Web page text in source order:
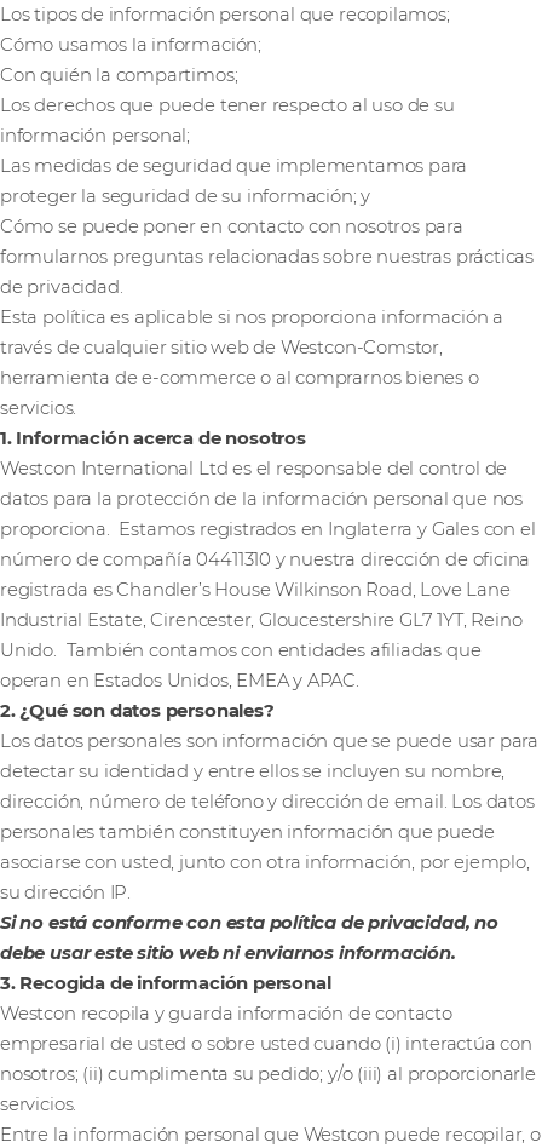
Los tipos de información personal que recopilamos;
Cómo usamos la información;
Con quién la compartimos;
Los derechos que puede tener respecto al uso de su
información personal;
Las medidas de seguridad que implementamos para
proteger la seguridad de su información; y
Cómo se puede poner en contacto con nosotros para
formularnos preguntas relacionadas sobre nuestras prácticas
de privacidad.
Esta política es aplicable si nos proporciona información a
través de cualquier sitio web de Westcon-Comstor,
herramienta de e-commerce o al comprarnos bienes o
servicios.
1. Información acerca de nosotros
Westcon International Ltd es el responsable del control de
datos para la protección de la información personal que nos
proporciona. Estamos registrados en Inglaterra y Gales con el
número de compañía 04411310 y nuestra dirección de oficina
registrada es Chandler’s House Wilkinson Road, Love Lane
Industrial Estate, Cirencester, Gloucestershire GL7 1YT, Reino
Unido. También contamos con entidades afiliadas que
operan en Estados Unidos, EMEA y APAC.
2. ¿Qué son datos personales?
Los datos personales son información que se puede usar para
detectar su identidad y entre ellos se incluyen su nombre,
dirección, número de teléfono y dirección de email. Los datos
personales también constituyen información que puede
asociarse con usted, junto con otra información, por ejemplo,
su dirección IP.
Si no está conforme con esta política de privacidad, no
debe usar este sitio web ni enviarnos información.
3. Recogida de información personal
Westcon recopila y guarda información de contacto
empresarial de usted o sobre usted cuando (i) interactúa con
nosotros; (ii) cumplimenta su pedido; y/o (iii) al proporcionarle
servicios.
Entre la información personal que Westcon puede recopilar, o